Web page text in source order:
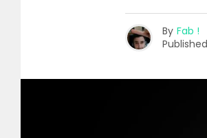
By Fab !
Published